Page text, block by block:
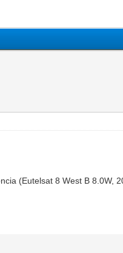
(Eutelsat 8 West B 8.0W,